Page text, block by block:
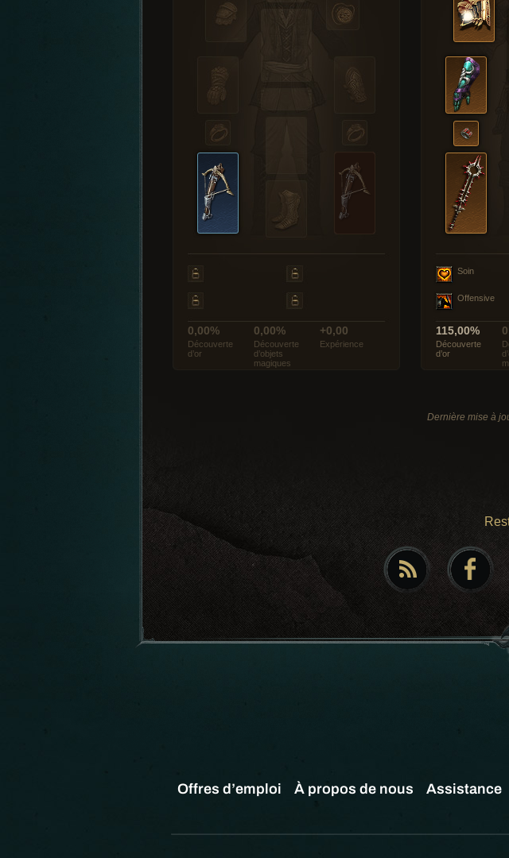
0,00%
Découverte
d’or
0,00%
Découverte
d’objets
magiques
+0,00
Expérience
Soin
Offensive
115,00%
Découverte
d’or
Dernière mise à